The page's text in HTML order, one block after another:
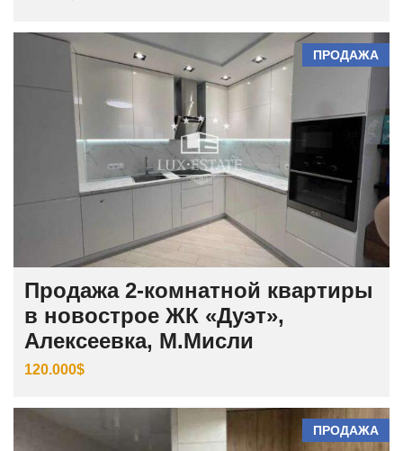
ПРОДАЖА
Продажа 2-комнатной квартиры
в новострое ЖК «Дуэт»,
Алексеевка, М.Мисли
120.000$
ПРОДАЖА